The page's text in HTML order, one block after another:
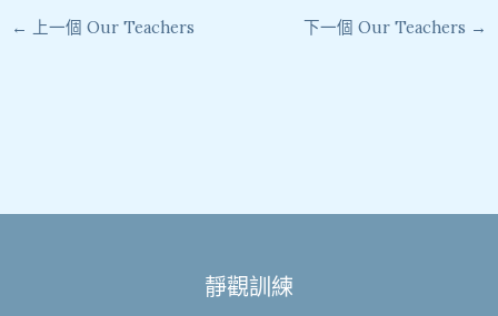
← 上一個 Our Teachers 下一個 Our Teachers →
靜觀訓練